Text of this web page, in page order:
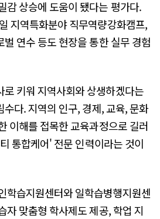
감 상승에 도움이 됐다는 평가다.
지역특화분야 직무역량강화캠프,
연수 등도 현장을 통한 실무 경험
키워 지역사회와 상생하겠다는
다. 지역의 인구, 경제, 교육, 문화
이해를 접목한 교육과정으로 길러
통합케어' 전문 인력이라는 것이
학습지원센터와 일학습병행지원센
자 맞춤형 학사제도 제공, 학업 지